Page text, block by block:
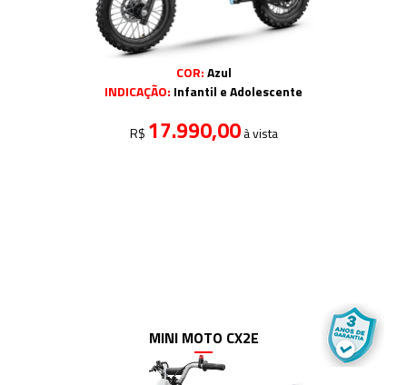
COR:Azul
INDICAÇÃO: Infantil e Adolescente
R$ 17.990,00à vista
MINI MOTO CX2E